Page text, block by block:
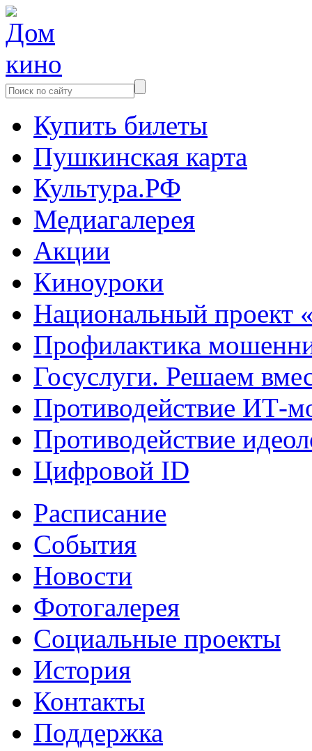
Купить билеты
Пушкинская карта
Культура.РФ
Медиагалерея
Акции
Киноуроки
Национальный проект
Профилактика
Госуслуги. Решаем
Противодействие ИТ-
Противодействие
Цифровой ID
Расписание
События
Новости
Фотогалерея
Социальные проекты
История
Контакты
Поддержка